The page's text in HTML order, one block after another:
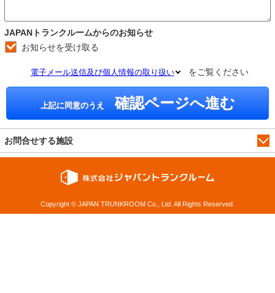
JAPANトランクルームからのお知らせ
お知らせを受け取る
電子メール送信及び個人情報の取り扱い をご覧ください
上記に同意のうえ 確認ページへ進む
お問合せする施設
Copyright © JAPAN TRUNKROOM Co., Ltd. All Rights Reserved.